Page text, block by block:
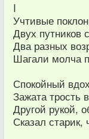
I
Учтивые
Двух путников
Два разных
Шагали молча
Спокойный
Зажата трость
Другой рукой,
Сказал старик,